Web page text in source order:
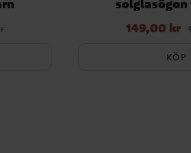
pris Nuvarande pris:
169,00
149,00 kr
KÖP